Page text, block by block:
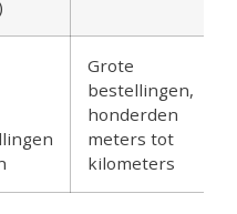
Grote
bestellingen,
honderden
meters tot
kilometers